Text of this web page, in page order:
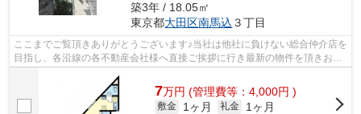
築3年 / 18.05㎡
東京都大田区南馬込 ３丁目
ここまでご覧頂きありがとうございます♪当社は他社に負けない総合仲介店を
目指し、各沿線の各不動産会社様へ直接ご挨拶に行き最新の物件を頂きお客
7万円 (管理費等：4,000円 )
敷金 1ヶ月 礼金
1ヶ月